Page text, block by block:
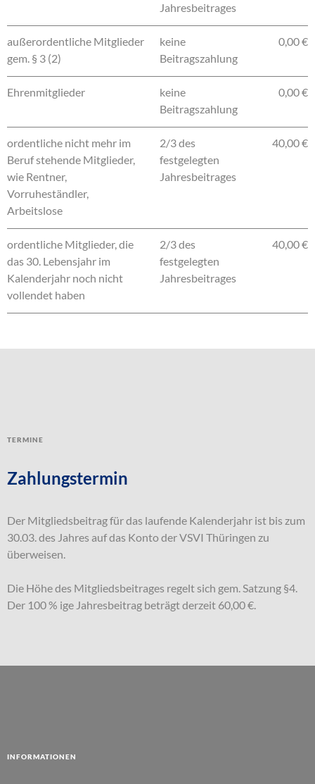
Jahresbeitrages
außerordentliche Mitglieder
gem. § 3 (2)
keine
Beitragszahlung
0,00 €
Ehrenmitglieder
keine
Beitragszahlung
0,00 €
ordentliche nicht mehr im
Beruf stehende Mitglieder,
wie Rentner,
Vorruheständler,
Arbeitslose
2/3 des
festgelegten
Jahresbeitrages
40,00 €
ordentliche Mitglieder, die
das 30. Lebensjahr im
Kalenderjahr noch nicht
vollendet haben
2/3 des
festgelegten
Jahresbeitrages
40,00 €
Termine
Zahlungstermin
Der Mitgliedsbeitrag für das laufende Kalenderjahr ist bis zum
30.03. des Jahres auf das Konto der VSVI Thüringen zu
überweisen.
Die Höhe des Mitgliedsbeitrages regelt sich gem. Satzung §4.
Der 100 % ige Jahresbeitrag beträgt derzeit 60,00 €.
Informationen